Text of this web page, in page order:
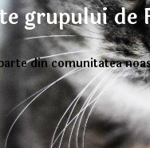
grupului de
din comunitatea